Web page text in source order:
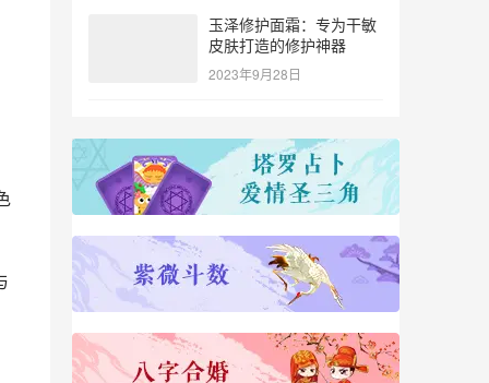
玉泽修护面霜：专为干敏
皮肤打造的修护神器
2023年9月28日